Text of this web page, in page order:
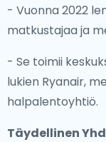
- Vuonna 2022
matkustajaa ja
- Se toimii
lukien Ryanair,
halpalentoyhtiö.
Täydellinen